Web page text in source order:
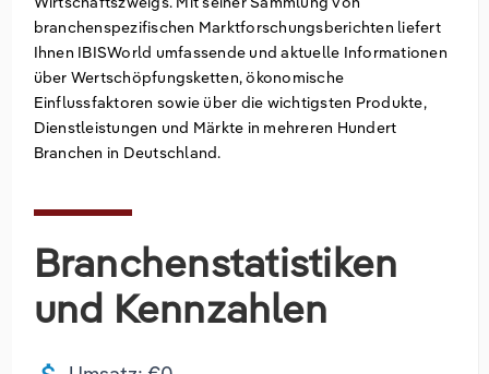
branchenspezifischen Marktforschungsberichten liefert
Ihnen IBISWorld umfassende und aktuelle Informationen
über Wertschöpfungsketten, ökonomische
Einflussfaktoren sowie über die wichtigsten Produkte,
Dienstleistungen und Märkte in mehreren Hundert
Branchen in Deutschland.
Branchenstatistiken
und Kennzahlen
Groß- und Einzelhandel
Information und Kommunikation
Freiberufliche, wissenschaftliche und
technische Dienstleistungen
Deutschland
Italien
Irland
Spanien
Vereinigtes Königreich
Marketing
Private Equity
Sales Vertrieb
Bibliotheken